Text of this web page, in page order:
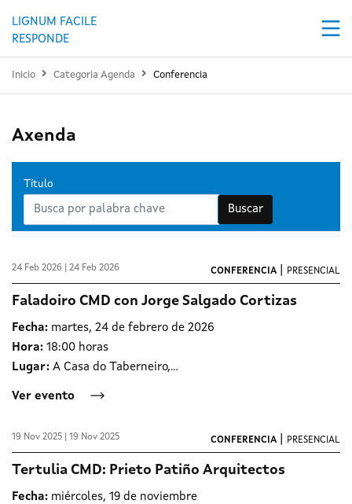
LIGNUM FACILE
RESPONDE
Inicio Categoria Agenda Conferencia
Axenda
Título
Buscar
24 Feb 2026 | 24 Feb 2026 CONFERENCIA| PRESENCIAL
Faladoiro CMD con Jorge Salgado Cortizas
Fecha: martes, 24 de febrero de 2026
Hora: 18:00 horas
Lugar: A Casa do Taberneiro,...
Ver evento
19 Nov 2025 | 19 Nov 2025 CONFERENCIA| PRESENCIAL
Tertulia CMD: Prieto Patiño Arquitectos
Fecha: miércoles, 19 de noviembre